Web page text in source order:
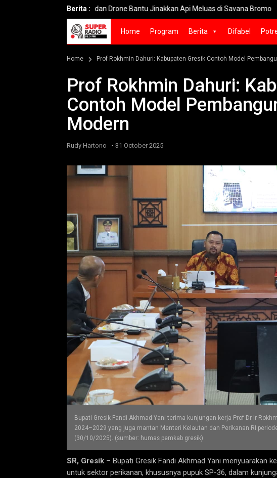
Berita :
Helikopter dan Drone Bantu Jinakkan Api Meluas di Savana Bromo
Home Program Berita Difabel
Home Prof Rokhmin Dahuri: Kabupaten Gresik Contoh Model
Prof Rokhmin Dahuri:
Contoh Model
Modern
Rudy Hartono - 31 October 2025
Bupati Gresik Fandi Akhmad Yani terima kunjungan kerja Prof Dr Ir
2024–2029 yang juga mantan Menteri Kelautan dan Perikanan RI
(30/10/2025). (sumber: humas pemkab gresik)
SR, Gresik – Bupati Gresik Fandi Akhmad Yani menyuarakan
untuk sektor perikanan, khususnya pupuk SP-36, dalam